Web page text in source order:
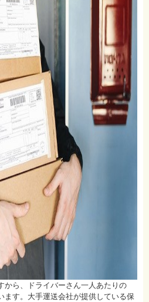
から、ドライバーさん一人あたりの
ます。大手運送会社が提供している保